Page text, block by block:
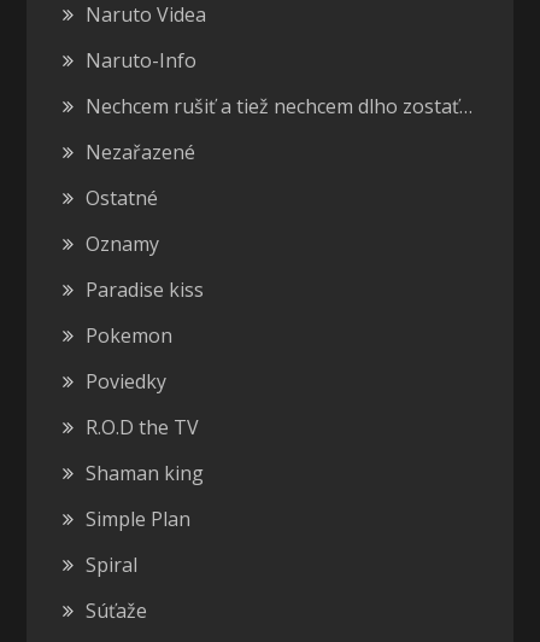
Naruto Videa
Naruto-Info
Nechcem rušiť a tiež nechcem dlho zostať…
Nezařazené
Ostatné
Oznamy
Paradise kiss
Pokemon
Poviedky
R.O.D the TV
Shaman king
Simple Plan
Spiral
Súťaže